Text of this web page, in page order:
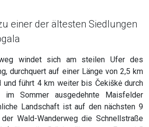
einer der ältesten Siedlungen
windet sich am steilen Ufer des
durchquert auf einer Länge von 2,5 km
und führt 4 km weiter bis Čekiškė durch
im Sommer ausgedehnte Maisfelder
Landschaft ist auf den nächsten 9
Wald-Wanderweg die Schnellstraße